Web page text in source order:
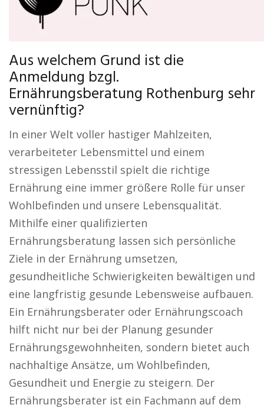
Aus welchem Grund ist die
Anmeldung bzgl.
Ernährungsberatung Rothenburg sehr
vernünftig?
In einer Welt voller hastiger Mahlzeiten,
verarbeiteter Lebensmittel und einem
stressigen Lebensstil spielt die richtige
Ernährung eine immer größere Rolle für unser
Wohlbefinden und unsere Lebensqualität.
Mithilfe einer qualifizierten
Ernährungsberatung lassen sich persönliche
Ziele in der Ernährung umsetzen,
gesundheitliche Schwierigkeiten bewältigen und
eine langfristig gesunde Lebensweise aufbauen.
Ein Ernährungsberater oder Ernährungscoach
hilft nicht nur bei der Planung gesunder
Ernährungsgewohnheiten, sondern bietet auch
nachhaltige Ansätze, um Wohlbefinden,
Gesundheit und Energie zu steigern. Der
Ernährungsberater ist ein Fachmann auf dem